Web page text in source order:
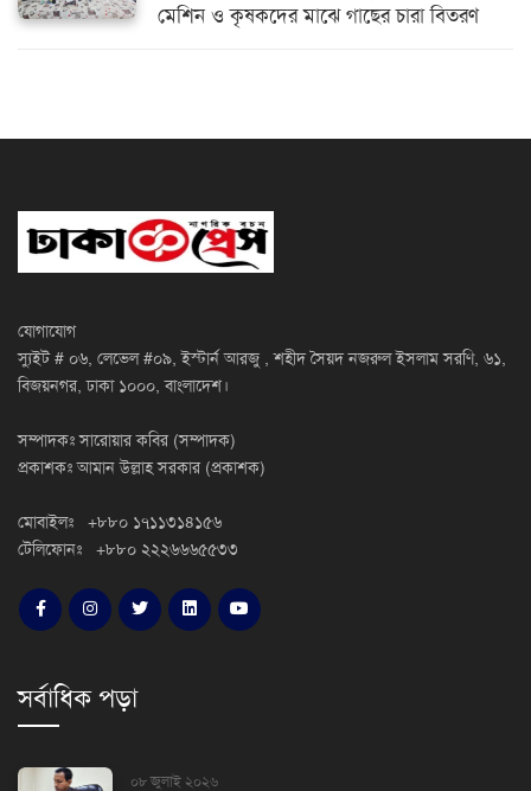
মেশিন ও কৃষকদের মাঝে গাছের চারা বিতরণ
যোগাযোগ
স্যুইট # ০৬, লেভেল #০৯, ইস্টার্ন আরজু , শহীদ সৈয়দ নজরুল ইসলাম সরণি, ৬১,
বিজয়নগর, ঢাকা ১০০০, বাংলাদেশ।
সম্পাদকঃ সারোয়ার কবির (সম্পাদক)
প্রকাশকঃ আমান উল্লাহ সরকার (প্রকাশক)
মোবাইলঃ +৮৮০ ১৭১১৩১৪১৫৬
টেলিফোনঃ +৮৮০ ২২২৬৬৬৫৫৩৩
সর্বাধিক পড়া
০৮ জুলাই ২০২৬